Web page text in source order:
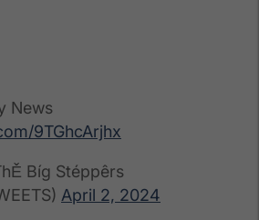
News
9TGhcArjhx
Bíg Stéppêrs
April 2, 2024